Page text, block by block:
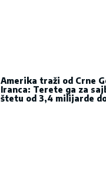
Amerika traži od Crne
Iranca: Terete ga za
štetu od 3,4 milijarde